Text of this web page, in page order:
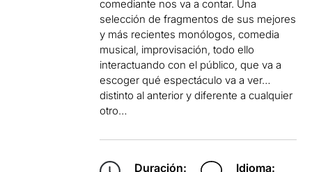
comediante nos va a contar. Una
selección de fragmentos de sus mejores
y más recientes monólogos, comedia
musical, improvisación, todo ello
interactuando con el público, que va a
escoger qué espectáculo va a ver…
distinto al anterior y diferente a cualquier
otro…
Duración: Idioma: